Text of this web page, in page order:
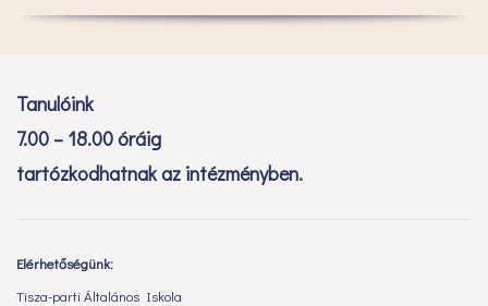
Tanulóink
7.00 – 18.00 óráig
tartózkodhatnak az intézményben.
Elérhetőségünk:
Tisza-parti Általános Iskola